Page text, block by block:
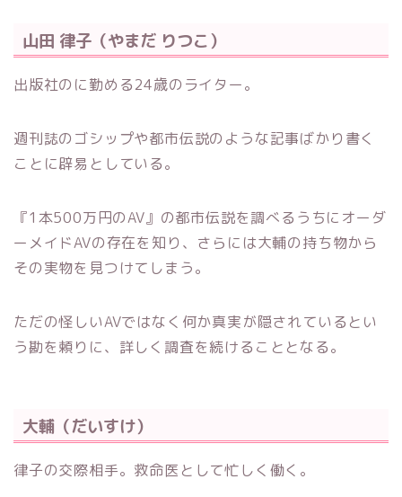
山田 律子（やまだ りつこ）
出版社のに勤める24歳のライター。
週刊誌のゴシップや都市伝説のような記事ばかり書く
ことに辟易としている。
『1本500万円のAV』の都市伝説を調べるうちにオーダ
ーメイドAVの存在を知り、さらには大輔の持ち物から
その実物を見つけてしまう。
ただの怪しいAVではなく何か真実が隠されているとい
う勘を頼りに、詳しく調査を続けることとなる。
大輔（だいすけ）
律子の交際相手。救命医として忙しく働く。